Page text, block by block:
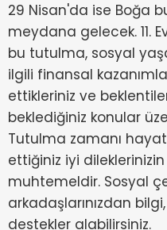
29 Nisan'da ise Boğa
meydana gelecek. 11.
bu tutulma, sosyal
ilgili finansal
ettikleriniz ve
beklediğiniz konular
Tutulma zamanı
ettiğiniz iyi
muhtemeldir. Sosyal
arkadaşlarınızdan
destekler alabilirsiniz.